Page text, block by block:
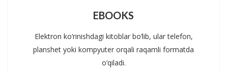
EBOOKS
Elektron ko‘rinishdagi kitoblar bo‘lib, ular telefon,
planshet yoki kompyuter orqali raqamli formatda
o‘qiladi.